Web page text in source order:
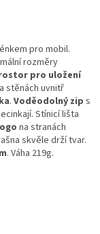
pro mobil.
rozměry
pro uložení
stěnách uvnitř
. Voděodolný zip s
Stínicí lišta
na stranách
skvěle drží tvar.
. Váha 219g.